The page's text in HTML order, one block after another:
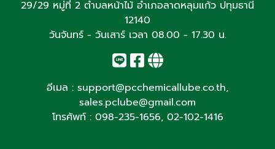
29/29 หมู่ที่ 2 ตำบลหน้าไม้ อำเภอลาดหลุมแก้ว ปทุมธานี
12140
วันจันทร์ - วันเสาร์ เวลา 08.00 - 17.30 น.
อีเมล : support@pcchemicallube.co.th,
sales.pclube@gmail.com
โทรศัพท์ : 098-235-1656, 02-102-1416